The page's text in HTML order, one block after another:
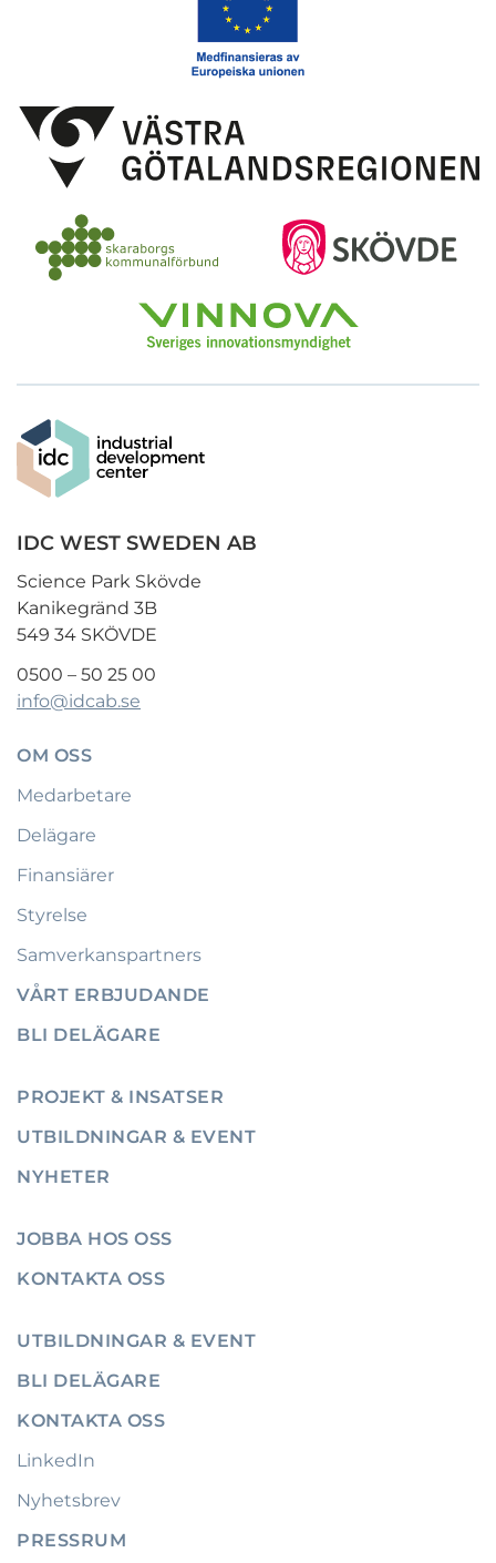
IDC WEST SWEDEN AB
Science Park Skövde
Kanikegränd 3B
549 34 SKÖVDE
0500 – 50 25 00
info@idcab.se
OM OSS
Medarbetare
Delägare
Finansiärer
Styrelse
Samverkanspartners
VÅRT ERBJUDANDE
BLI DELÄGARE
PROJEKT & INSATSER
UTBILDNINGAR & EVENT
NYHETER
JOBBA HOS OSS
KONTAKTA OSS
UTBILDNINGAR & EVENT
BLI DELÄGARE
KONTAKTA OSS
LinkedIn
Nyhetsbrev
PRESSRUM